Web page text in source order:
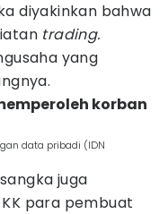
diyakinkan bahwa
trading.
yang
korban
data pribadi (IDN
juga
para pembuat